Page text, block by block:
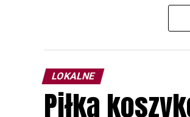
odbędzie się w dniach
Wszystkich uczestników
rozpoznawanie głosów
LOKALNE
Piłka